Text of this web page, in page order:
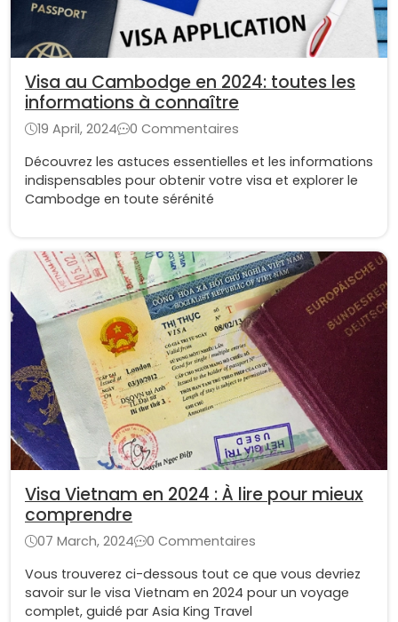
Visa au Cambodge en 2024: toutes les
informations à connaître
19 April, 2024
0 Commentaires
Découvrez les astuces essentielles et les informations
indispensables pour obtenir votre visa et explorer le
Cambodge en toute sérénité
Visa Vietnam en 2024 : À lire pour mieux
comprendre
07 March, 2024
0 Commentaires
Vous trouverez ci-dessous tout ce que vous devriez
savoir sur le visa Vietnam en 2024 pour un voyage
complet, guidé par Asia King Travel